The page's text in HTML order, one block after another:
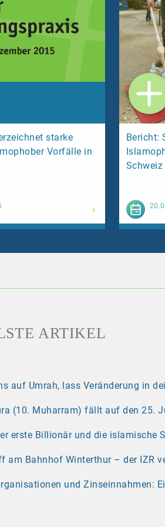
starke
Vorfälle in
Bericht:
Schweiz
ARTIKEL
auf Umrah, lass Veränderung in
(10. Muharram) fällt auf den 25.
erste Billionär und die islamische
am Bahnhof Winterthur – der IZR
und Zinseinnahmen: